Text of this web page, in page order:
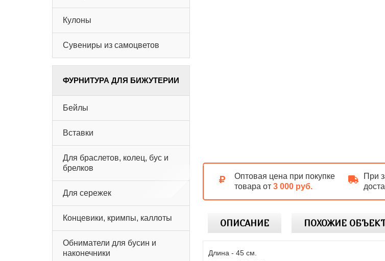
Кулоны
Сувениры из самоцветов
ФУРНИТУРА ДЛЯ БИЖУТЕРИИ
Бейлы
Вставки
Для браслетов, колец, бус и
брелков
Для сережек
Концевики, кримпы, каллоты
Обниматели для бусин и
наконечники
Оптовая цена при покупке
товара от 3 000 руб.
При
ОПИСАНИЕ ПОХОЖИЕ
Длина - 45 см.